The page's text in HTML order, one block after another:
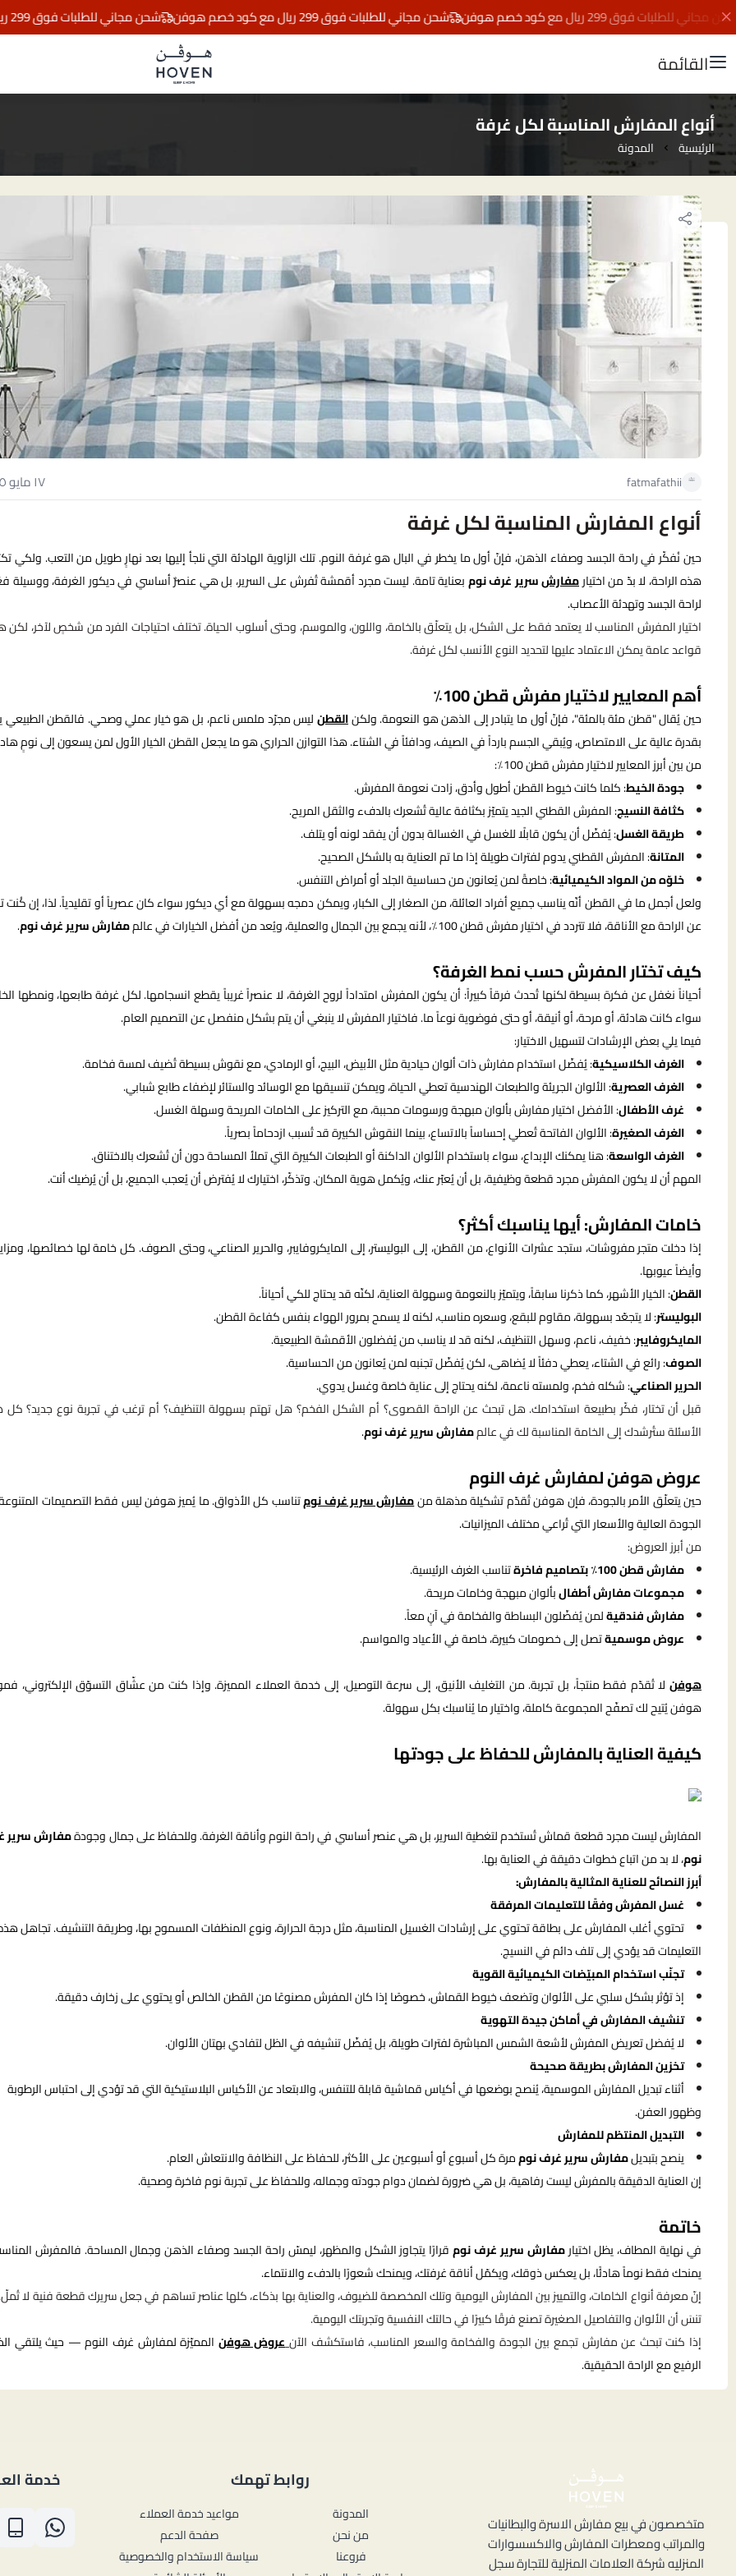
للطلبات فوق 299 ريال مع كود خصم هوفن شحن مجاني للطلبات فوق 299 ريال مع كود خصم هوفن شحن مجاني للطلبات فوق 299 ريال مع كود خصم هوفن
القائمة مفارش هوڤن
أنواع المفارش المناسبة لكل غرفة
الرئيسية المدونة
fatmafathii ١٧ مايو ٢٠٢٥
أنواع المفارش المناسبة لكل غرفة
حين نُفكّر في راحة الجسد وصفاء الذهن، فإنّ أول ما يخطر في البال هو غرفة النوم. تلك الزاوية الهادئة التي نلجأ إليها بعد نهارٍ طويل من التعب. ولكي
هذه الراحة، لا بدّ من اختيارمفارشسرير غرف نومبعناية تامة. ليست مجرد أقمشة تُفرش على السرير، بل هي عنصرٌ أساسي في ديكور الغرفة، ووسيلة
لراحة الجسد وتهدئة الأعصاب.
اختيار المفرش المناسب لا يعتمد فقط على الشكل، بل يتعلّق بالخامة، واللون، والموسم، وحتى أسلوب الحياة. تختلف احتياجات الفرد من شخصٍ لآخر، لكن
قواعد عامة يمكن الاعتماد عليها لتحديد النوع الأنسب لكل غرفة.
أهم المعايير لاختيار مفرش قطن 100٪
حين يُقال "قطن مئة بالمئة"، فإنّ أول ما يتبادر إلى الذهن هو النعومة. ولكنالقطنليس مجرّد ملمس ناعم، بل هو خيار عملي وصحي. فالقطن الطبيعي
بقدرة عالية على الامتصاص، ويُبقي الجسم بارداً في الصيف، ودافئاً في الشتاء. هذا التوازن الحراري هو ما يجعل القطن الخيار الأول لمن يسعون إلى نومٍ
من بين أبرز المعايير لاختيار مفرش قطن 100٪:
جودة الخيط: كلما كانت خيوط القطن أطول وأدق، زادت نعومة المفرش.
كثافة النسيج: المفرش القطني الجيد يتميّز بكثافة عالية تُشعرك بالدفء والثقل المريح.
طريقة الغسل: يُفضّل أن يكون قابلًا للغسل في الغسالة بدون أن يفقد لونه أو يتلف.
المتانة: المفرش القطني يدوم لفترات طويلة إذا ما تم العناية به بالشكل الصحيح.
خلوّه من المواد الكيميائية: خاصةً لمن يُعانون من حساسية الجلد أو أمراض التنفس.
ولعل أجمل ما في القطن أنّه يناسب جميع أفراد العائلة، من الصغار إلى الكبار، ويمكن دمجه بسهولة مع أي ديكور سواء كان عصرياً أو تقليدياً. لذا، إن كُنت
عن الراحة مع الأناقة، فلا تتردد في اختيار مفرش قطن 100٪، لأنه يجمع بين الجمال والعملية، ويُعد من أفضل الخيارات في عالم
مفارش سرير غرف نوم.
كيف تختار المفرش حسب نمط الغرفة؟
أحياناً نغفل عن فكرة بسيطة لكنها تُحدث فرقاً كبيراً: أن يكون المفرش امتداداً لروح الغرفة، لا عنصراً غريباً يقطع انسجامها. لكل غرفة طابعها، ونمطها
سواء كانت هادئة، أو مرحة، أو أنيقة، أو حتى فوضوية نوعاً ما. فاختيار المفرش لا ينبغي أن يتم بشكل منفصل عن التصميم العام.
فيما يلي بعض الإرشادات لتسهيل الاختيار:
الغرف الكلاسيكية: يُفضّل استخدام مفارش ذات ألوان حيادية مثل الأبيض، البيج، أو الرمادي، مع نقوش بسيطة تُضيف لمسة فخامة.
الغرف العصرية: الألوان الجريئة والطبعات الهندسية تعطي الحياة، ويمكن تنسيقها مع الوسائد والستائر لإضفاء طابع شبابي.
غرف الأطفال: الأفضل اختيار مفارش بألوان مبهجة ورسومات محببة، مع التركيز على الخامات المريحة وسهلة الغسل.
الغرف الصغيرة: الألوان الفاتحة تُعطي إحساساً بالاتساع، بينما النقوش الكبيرة قد تُسبب ازدحاماً بصرياً.
الغرف الواسعة: هنا يمكنك الإبداع، سواء باستخدام الألوان الداكنة أو الطبعات الكبيرة التي تملأ المساحة دون أن تُشعرك بالاختناق.
المهم أن لا يكون المفرش مجرد قطعة وظيفية، بل أن يُعبّر عنك، ويُكمل هوية المكان. وتذكّر، اختيارك لا يُفترض أن يُعجب الجميع، بل أن يُرضيك أنت.
خامات المفارش: أيها يناسبك أكثر؟
إذا دخلت متجر مفروشات، ستجد عشرات الأنواع، من القطن، إلى البوليستر، إلى المايكروفايبر، والحرير الصناعي، وحتى الصوف. كل خامة لها خصائصها،
وأيضاً عيوبها.
القطن: الخيار الأشهر، كما ذكرنا سابقاً، ويتميّز بالنعومة وسهولة العناية، لكنّه قد يحتاج للكي أحياناً.
البوليستر: لا يتجعّد بسهولة، مقاوم للبقع، وسعره مناسب، لكنه لا يسمح بمرور الهواء بنفس كفاءة القطن.
المايكروفايبر: خفيف، ناعم، وسهل التنظيف، لكنه قد لا يناسب من يُفضلون الأقمشة الطبيعية.
الصوف: رائع في الشتاء، يعطي دفئاً لا يُضاهى، لكن يُفضّل تجنبه لمن يُعانون من الحساسية.
الحرير الصناعي: شكله فخم، ولمسته ناعمة، لكنه يحتاج إلى عناية خاصة وغسل يدوي.
قبل أن تختار، فكّر بطبيعة استخدامك. هل تبحث عن الراحة القصوى؟ أم الشكل الفخم؟ هل تهتم بسهولة التنظيف؟ أم ترغب في تجربة نوع جديد؟
الأسئلة ستُرشدك إلى الخامة المناسبة لك في عالممفارش سرير غرف نوم.
عروض هوفن لمفارش غرف النوم
حين يتعلّق الأمر بالجودة، فإن هوفن تُقدّم تشكيلة مذهلة منمفارش سرير غرف نومتناسب كل الأذواق. ما يُميز هوفن ليس فقط التصميمات
الجودة العالية والأسعار التي تُراعي مختلف الميزانيات.
من أبرز العروض:
مفارش قطن 100٪ بتصاميم فاخرة
تناسب الغرف الرئيسية.
مجموعات مفارش أطفالبألوان مبهجة وخامات مريحة.
مفارش فندقيةلمن يُفضّلون البساطة والفخامة في آنٍ معاً.
عروض موسميةتصل إلى خصومات كبيرة، خاصة في الأعياد والمواسم.
هوفن لا تُقدّم فقط منتجاً، بل تجربة. من التغليف الأنيق، إلى سرعة التوصيل، إلى خدمة العملاء المميزة. وإذا كنت من عشّاق التسوّق الإلكتروني،
هوفن يُتيح لك تصفّح المجموعة كاملة، واختيار ما يُناسبك بكل سهولة.
كيفية العناية بالمفارش للحفاظ على جودتها
المفارش ليست مجرد قطعة قماش تُستخدم لتغطية السرير، بل هي عنصر أساسي في راحة النوم وأناقة الغرفة. وللحفاظ على جمال وجودةمفارش سرير
نوم، لا بد من اتباع خطوات دقيقة في العناية بها.
أبرز النصائح للعناية المثالية بالمفارش:
غسل المفرش وفقًا للتعليمات المرفقة
تحتوي أغلب المفارش على بطاقة تحتوي على إرشادات الغسيل المناسبة، مثل درجة الحرارة، ونوع المنظفات المسموح بها، وطريقة التنشيف. تجاهل
التعليمات قد يؤدي إلى تلف دائم في النسيج.
تجنّب استخدام المبيّضات الكيميائية القوية
إذ تؤثر بشكل سلبي على الألوان وتضعف خيوط القماش، خصوصًا إذا كان المفرش مصنوعًا من القطن الخالص أو يحتوي على زخارف دقيقة.
تنشيف المفارش في أماكن جيدة التهوية
لا يُفضل تعريض المفرش لأشعة الشمس المباشرة لفترات طويلة، بل يُفضّل تنشيفه في الظل لتفادي بهتان الألوان.
تخزين المفارش بطريقة صحيحة
أثناء تبديل المفارش الموسمية، يُنصح بوضعها في أكياس قماشية قابلة للتنفس، والابتعاد عن الأكياس البلاستيكية التي قد تؤدي إلى احتباس الرطوبة
وظهور العفن.
التبديل المنتظم للمفارش
ينصح بتبديلمفارش سرير غرف نوممرة كل أسبوع أو أسبوعين على الأكثر، للحفاظ على النظافة والانتعاش العام.
إن العناية الدقيقة بالمفرش ليست رفاهية، بل هي ضرورة لضمان دوام جودته وجماله، وللحفاظ على تجربة نوم فاخرة وصحية.
خاتمة
في نهاية المطاف، يظل اختيارمفارش سرير غرف نومقرارًا يتجاوز الشكل والمظهر، ليمسّ راحة الجسد وصفاء الذهن وجمال المساحة. فالمفرش
يمنحك فقط نوماً هادئًا، بل يعكس ذوقك، ويكمّل أناقة غرفتك، ويمنحك شعورًا بالدفء والانتماء.
إنّ معرفة أنواع الخامات، والتمييز بين المفارش اليومية وتلك المخصصة للضيوف، والعناية بها بذكاء، كلها عناصر تساهم في جعل سريرك قطعة فنية لا
تنسَ أن الألوان والتفاصيل الصغيرة تصنع فرقًا كبيرًا في حالتك النفسية وتجربتك اليومية.
إذا كنت تبحث عن مفارش تجمع بين الجودة والفخامة والسعر المناسب، فاستكشف الآنعروض هوفن المميّزة لمفارش غرف النوم — حيث يلتقي
الرفيع مع الراحة الحقيقية.
متخصصون في بيع مفارش الاسرة والبطانيات
والمراتب ومعطرات المفارش والاكسسوارات
المنزليه شركة العلامات المنزلية للتجارة سجل
روابط تهمك
المدونة
من نحن
فروعنا
مواعيد خدمة العملاء
صفحة الدعم
سياسة الاستخدام والخصوصية
خدمة